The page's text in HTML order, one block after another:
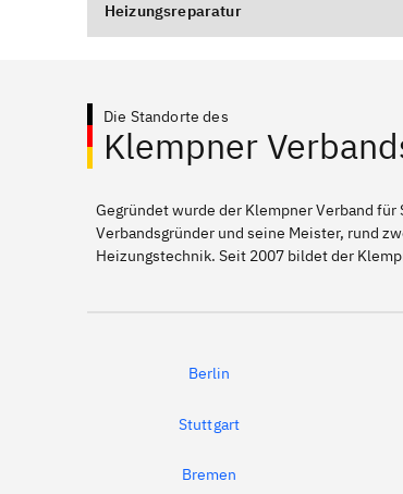
Heizungsreparatur
Die Standorte des
Klempner
Gegründet wurde der Klempner Verband
Verbandsgründer und seine Meister, rund
Heizungstechnik. Seit 2007 bildet der
Berlin
Stuttgart
Bremen